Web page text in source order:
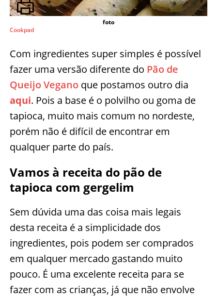
foto
Cookpad
Com ingredientes super simples é possível
fazer uma versão diferente do Pão de
Queijo Vegano que postamos outro dia
aqui. Pois a base é o polvilho ou goma de
tapioca, muito mais comum no nordeste,
porém não é difícil de encontrar em
qualquer parte do país.
Vamos à receita do pão de
tapioca com gergelim
Sem dúvida uma das coisa mais legais
desta receita é a simplicidade dos
ingredientes, pois podem ser comprados
em qualquer mercado gastando muito
pouco. É uma excelente receita para se
fazer com as crianças, já que não envolve